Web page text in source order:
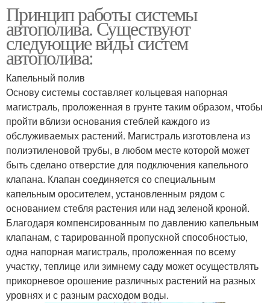
Принцип работы системы
автополива. Существуют
следующие виды систем
автополива:
Капельный полив
Основу системы составляет кольцевая напорная
магистраль, проложенная в грунте таким образом, чтобы
пройти вблизи основания стеблей каждого из
обслуживаемых растений. Магистраль изготовлена из
полиэтиленовой трубы, в любом месте которой может
быть сделано отверстие для подключения капельного
клапана. Клапан соединяется со специальным
капельным оросителем, установленным рядом с
основанием стебля растения или над зеленой кроной.
Благодаря компенсированным по давлению капельным
клапанам, с тарированной пропускной способностью,
одна напорная магистраль, проложенная по всему
участку, теплице или зимнему саду может осуществлять
прикорневое орошение различных растений на разных
уровнях и с разным расходом воды.